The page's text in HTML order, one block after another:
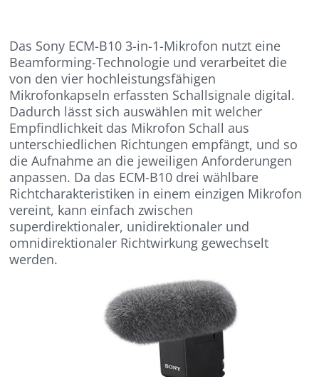
Das Sony ECM-B10 3-in-1-Mikrofon nutzt eine
Beamforming-Technologie und verarbeitet die
von den vier hochleistungsfähigen
Mikrofonkapseln erfassten Schallsignale digital.
Dadurch lässt sich auswählen mit welcher
Empfindlichkeit das Mikrofon Schall aus
unterschiedlichen Richtungen empfängt, und so
die Aufnahme an die jeweiligen Anforderungen
anpassen. Da das ECM-B10 drei wählbare
Richtcharakteristiken in einem einzigen Mikrofon
vereint, kann einfach zwischen
superdirektionaler, unidirektionaler und
omnidirektionaler Richtwirkung gewechselt
werden.